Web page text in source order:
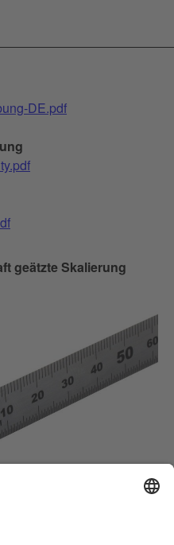
DE.pdf
geätzte Skalierung
Skalierung auf